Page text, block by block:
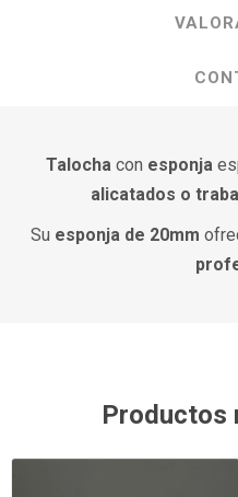
Talochacon esponja
alicatados o
Su esponja de 20mm
Productos